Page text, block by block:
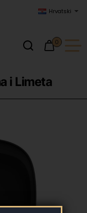
Hrvatski
0
i Limeta